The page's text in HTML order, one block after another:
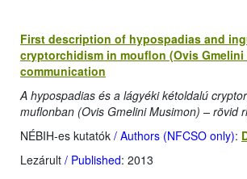
First description of hypospadias and
cryptorchidism in mouflon (Ovis
communication
A hypospadias és a lágyéki kétoldalú
muflonban (Ovis Gmelini Musimon) – rövid
NÉBIH-es kutatók / Authors (NFCSO only):
Lezárult / Published: 2013